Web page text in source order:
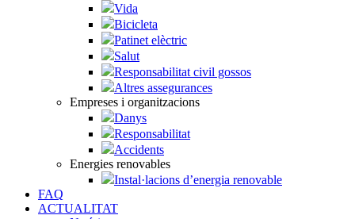
Vida
Bicicleta
Patinet elèctric
Salut
Responsabilitat civil gossos
Altres assegurances
Empreses i organitzacions
Danys
Responsabilitat
Accidents
Energies renovables
Instal·lacions d’energia renovable
FAQ
ACTUALITAT